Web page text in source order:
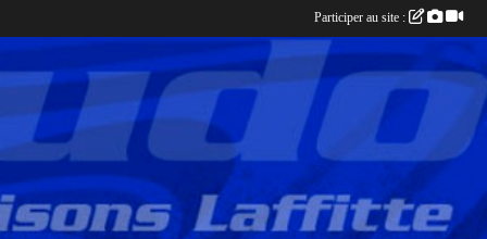
Participer au site :